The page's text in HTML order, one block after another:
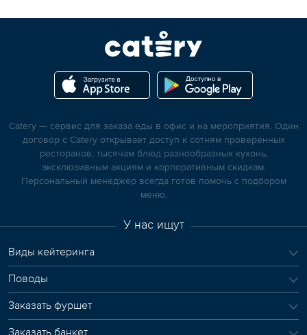
Catery — сервис для заказа еды в офис и на мероприятия. Один
договор с Catery открывает доступ к сотням проверенных
ресторанов, тысячам блюд разнообразных кухонь,
эксклюзивным акциям и корпоративным скидкам.
Персональный менеджер всегда готов помочь с подбором
меню.
У нас ищут
Виды кейтеринга
Поводы
Заказать фуршет